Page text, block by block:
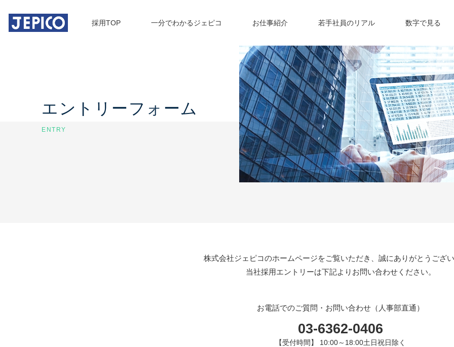
採用TOP 一分でわかるジェピコ お仕事紹介 若手社員のリアル 数字で見る
エントリーフォーム
ENTRY
株式会社ジェピコのホームページをご覧いただき、誠にありがとうござ
当社採用エントリーは下記よりお問い合わせください。
お電話でのご質問・お問い合わせ（人事部直通）
03-6362-0406
【受付時間】 10:00～18:00土日祝日除く